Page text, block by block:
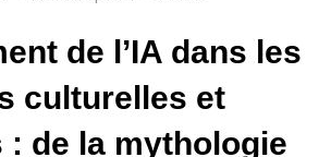
de l’IA dans les
culturelles et
: de la mythologie